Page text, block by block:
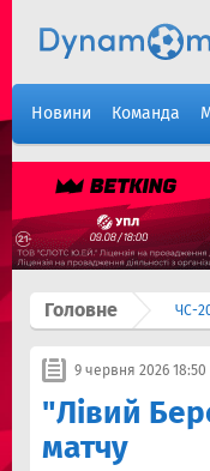
Новини Команда
Головне ЧС-
9 червня 2026 18:50
"Лівий
матчу